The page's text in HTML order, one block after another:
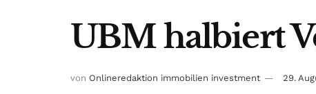
UBM halbiert
von Onlineredaktion immobilien investment 29.